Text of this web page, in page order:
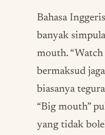
Bahasa
banyak
mouth.
bermaksud
biasanya
“Big mouth”
yang tidak